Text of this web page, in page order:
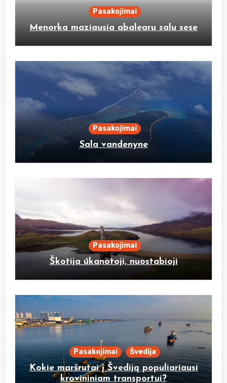
Pasakojimai
Menorka maziausia abalearu salu sese
Pasakojimai
Sala vandenyne
Pasakojimai
Škotija ūkanotoji, nuostabioji
Pasakojimai Švedija
Kokie maršrutai į Švediją populiariausi
krovininiam transportui?